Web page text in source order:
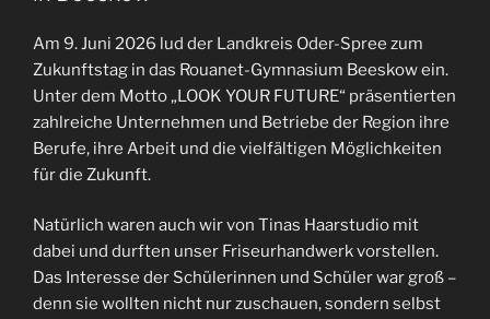
Am 9. Juni 2026 lud der Landkreis Oder-Spree zum
Zukunftstag in das Rouanet-Gymnasium Beeskow ein.
Unter dem Motto „LOOK YOUR FUTURE“ präsentierten
zahlreiche Unternehmen und Betriebe der Region ihre
Berufe, ihre Arbeit und die vielfältigen Möglichkeiten
für die Zukunft.
Natürlich waren auch wir von Tinas Haarstudio mit
dabei und durften unser Friseurhandwerk vorstellen.
Das Interesse der Schülerinnen und Schüler war groß –
denn sie wollten nicht nur zuschauen, sondern selbst